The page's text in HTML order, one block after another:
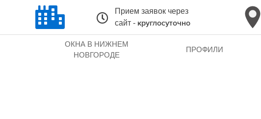
Прием заявок через
сайт - круглосуточно
ОКНА В НИЖНЕМ
НОВГОРОДЕ
ПРОФИЛИ